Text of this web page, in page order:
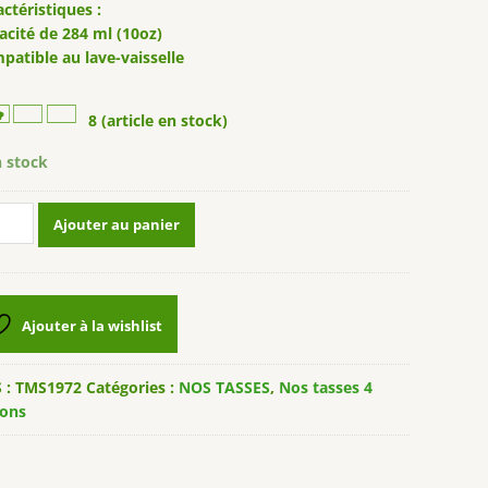
:
de 284 ml (10oz)
au lave-vaisselle
8 (article en stock)
stock
Ajouter au panier
Ajouter à la wishlist
: TMS1972 Catégories : NOS TASSES, Nos tasses 4